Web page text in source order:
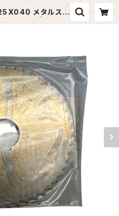
メタルスリ
(岡崎精